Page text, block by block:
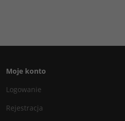
Moje konto
Logowanie
Rejestracja